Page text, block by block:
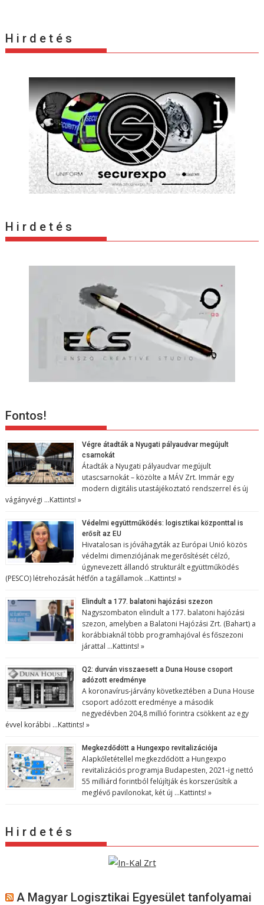
H i r d e t é s
H i r d e t é s
Fontos!
Végre átadták a Nyugati pályaudvar megújult
csarnokát
Átadták a Nyugati pályaudvar megújult
utascsarnokát – közölte a MÁV Zrt. Immár egy
modern digitális utastájékoztató rendszerrel és új
vágányvégi …Kattints! »
Védelmi együttműködés: logisztikai központtal is
erősít az EU
Hivatalosan is jóváhagyták az Európai Unió közös
védelmi dimenziójának megerősítését célzó,
úgynevezett állandó strukturált együttműködés
(PESCO) létrehozását hétfőn a tagállamok …Kattints! »
Elindult a 177. balatoni hajózási szezon
Nagyszombaton elindult a 177. balatoni hajózási
szezon, amelyben a Balatoni Hajózási Zrt. (Bahart) a
korábbiaknál több programhajóval és főszezoni
járattal …Kattints! »
Q2: durván visszaesett a Duna House csoport
adózott eredménye
A koronavírus-járvány következtében a Duna House
csoport adózott eredménye a második
negyedévben 204,8 millió forintra csökkent az egy
évvel korábbi …Kattints! »
Megkezdődött a Hungexpo revitalizációja
Alapkőletétellel megkezdődött a Hungexpo
revitalizációs programja Budapesten, 2021-ig nettó
55 milliárd forintból felújítják és korszerűsítik a
meglévő pavilonokat, két új …Kattints! »
H i r d e t é s
A Magyar Logisztikai Egyesület tanfolyamai